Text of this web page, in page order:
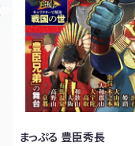
まっぷる 豊臣秀長